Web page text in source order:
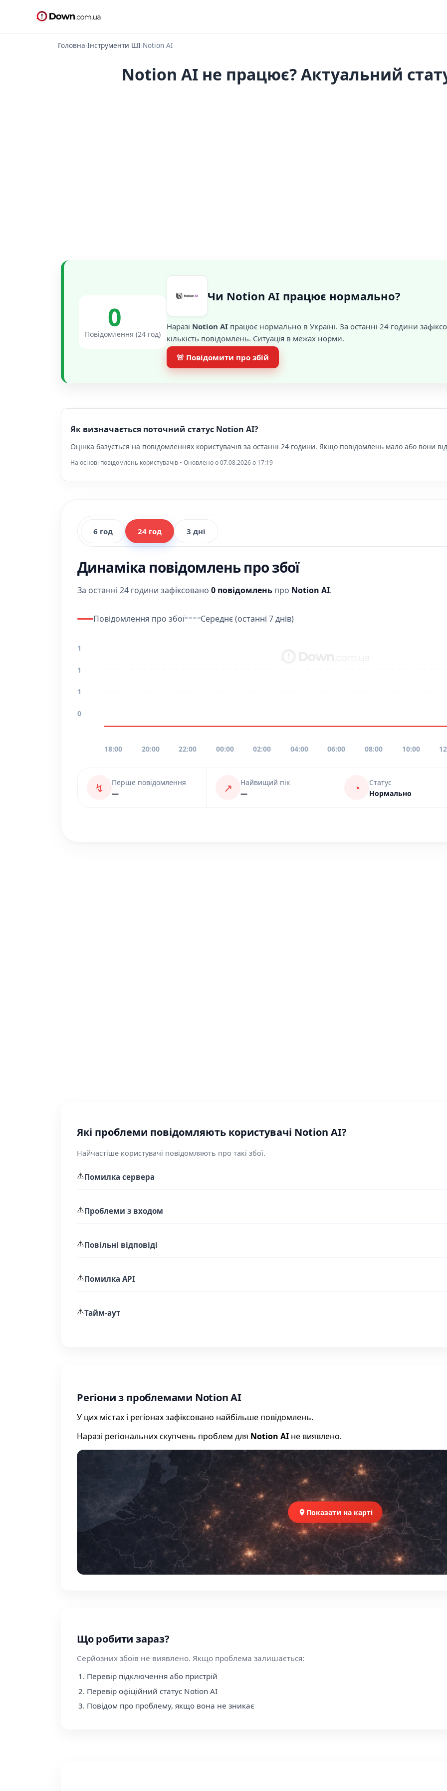
Головна›Інструменти ШІ›Notion AI
Notion AI не працює? Актуальний
0
Повідомлення (24 год)
Чи Notion AI працює нормально?
Наразі Notion AI працює нормально в Україні. За останні 24 години
кількість повідомлень. Ситуація в межах норми.
🚨 Повідомити про збій
Як визначається поточний статус Notion AI?
Оцінка базується на повідомленнях користувачів за останні 24 години. Якщо повідомлень мало або вони
На основі повідомлень користувачів • Оновлено о 07.08.2026 o 17:19
6 год 24 год 3 дні
Динаміка повідомлень про збої
За останні 24 години зафіксовано 0 повідомлень про Notion AI.
Повідомлення про збої Середнє (останні 7 днів)
1
1
1
0
18:00 20:00 22:00 00:00 02:00 04:00 06:00 08:00 10:00
↯
Перше повідомлення
—
↗
Найвищий пік
—
◔
Статус
Нормально
Які проблеми повідомляють користувачі Notion AI?
Найчастіше користувачі повідомляють про такі збої.
⚠️Помилка сервера
⚠️Проблеми з входом
⚠️Повільні відповіді
⚠️Помилка API
⚠️Тайм-аут
Регіони з проблемами Notion AI
У цих містах і регіонах зафіксовано найбільше повідомлень.
Наразі регіональних скупчень проблем для Notion AI не виявлено.
Показати на карті
Що робити зараз?
Серйозних збоїв не виявлено. Якщо проблема залишається:
Перевір підключення або пристрій
Перевір офіційний статус Notion AI
Повідом про проблему, якщо вона не зникає